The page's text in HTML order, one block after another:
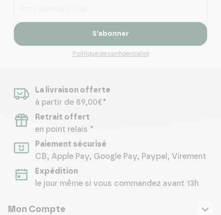
S’abonner
Politique de confidentialité
La livraison offerte
à partir de 89,00€*
Retrait offert
en point relais *
Paiement sécurisé
CB, Apple Pay, Google Pay, Paypal, Virement
Expédition
le jour même si vous commandez avant 13h
Mon Compte